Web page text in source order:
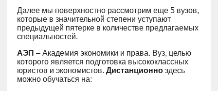
Далее мы поверхностно рассмотрим еще 5 вузов,
которые в значительной степени уступают
предыдущей пятерке в количестве предлагаемых
специальностей.
АЭП – Академия экономики и права. Вуз, целью
которого является подготовка высококлассных
юристов и экономистов. Дистанционно здесь
можно обучаться на: